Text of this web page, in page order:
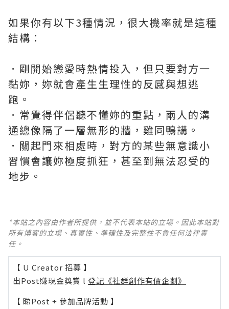
如果你有以下3種情況，很大機率就是這種
結構：
．剛開始戀愛時熱情投入，但只要對方一
黏妳，妳就會產生生理性的反感與想逃
跑。
．常覺得伴侶聽不懂妳的重點，兩人的溝
通總像隔了一層無形的牆，雞同鴨講。
．關起門來相處時，對方的某些無意識小
習慣會讓妳極度抓狂，甚至到無法忍受的
地步。
*本站之內容由作者所提供，並不代表本站的立場。因此本站對
所有博客的立場、真實性、準確性及完整性不負任何法律責
任。
【 U Creator 招募 】
出Post賺現金獎賞 l 登記《社群創作有價企劃》
【 睇Post + 參加品牌活動 】